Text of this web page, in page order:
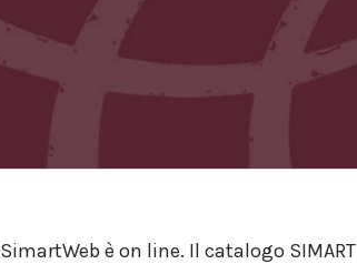
SimartWeb è on line. Il catalogo